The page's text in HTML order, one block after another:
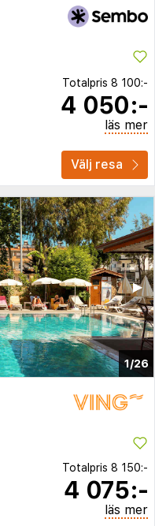
Totalpris 8 100:-
4 050:-
läs mer
Välj resa
1/26
▶︎
Totalpris 8 150:-
4 075:-
läs mer